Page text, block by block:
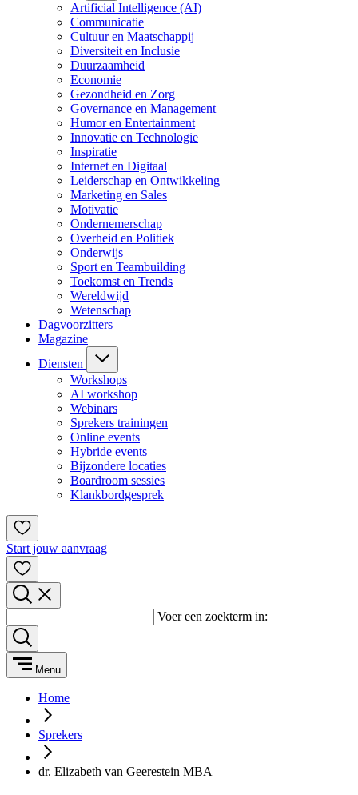
Artificial Intelligence (AI)
Communicatie
Cultuur en Maatschappij
Diversiteit en Inclusie
Duurzaamheid
Economie
Gezondheid en Zorg
Governance en Management
Humor en Entertainment
Innovatie en Technologie
Inspiratie
Internet en Digitaal
Leiderschap en Ontwikkeling
Marketing en Sales
Motivatie
Ondernemerschap
Overheid en Politiek
Onderwijs
Sport en Teambuilding
Toekomst en Trends
Wereldwijd
Wetenschap
Dagvoorzitters
Magazine
Diensten
Workshops
AI workshop
Webinars
Sprekers trainingen
Online events
Hybride events
Bijzondere locaties
Boardroom sessies
Klankbordgesprek
Start jouw aanvraag
Voer een zoekterm in:
Menu
Home
Sprekers
dr. Elizabeth van Geerestein MBA